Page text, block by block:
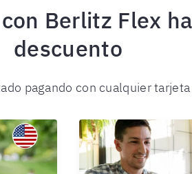
Berlitz Flex
descuento
pagando con cualquier